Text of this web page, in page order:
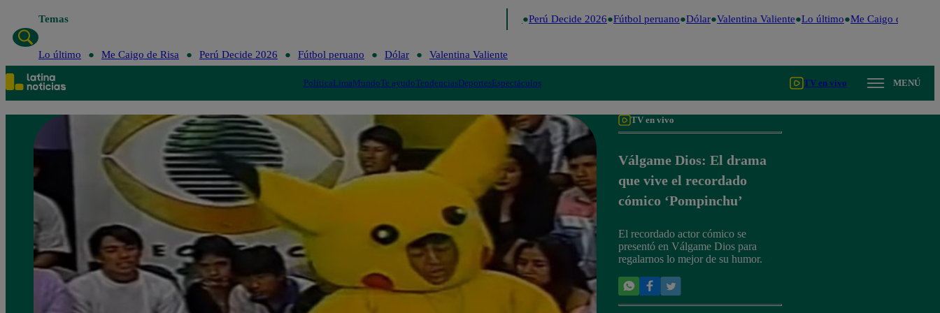
Temas Perú Decide 2026 Fútbol peruano Dólar Valentina Valiente Lo último Me Caigo de Risa
Lo último Me Caigo de Risa Perú Decide 2026 Fútbol peruano Dólar Valentina Valiente
PolíticaLimaMundoTe ayudoTendenciasDeportesEspectáculos TV en vivo MENÚ
TV en vivo
Válgame Dios: El drama
que vive el recordado
cómico ‘Pompinchu’
El recordado actor cómico se
presentó en Válgame Dios para
regalarnos lo mejor de su humor.